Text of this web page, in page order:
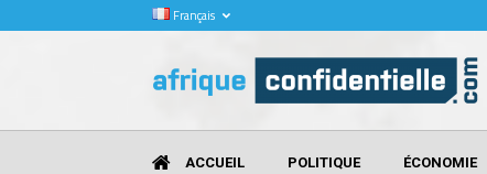
Français
Confidentielle
ACCUEIL POLITIQUE ÉCONOMIE